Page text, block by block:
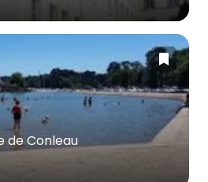
de Conleau